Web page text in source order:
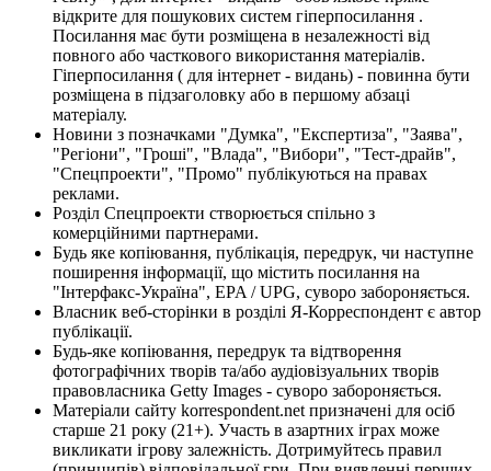
відкрите для пошукових систем гіперпосилання .
Посилання має бути розміщена в незалежності від
повного або часткового використання матеріалів.
Гіперпосилання ( для інтернет - видань) - повинна бути
розміщена в підзаголовку або в першому абзаці
матеріалу.
Новини з позначками "Думка", "Експертиза", "Заява",
"Регіони", "Гроші", "Влада", "Вибори", "Тест-драйв",
"Спецпроекти", "Промо" публікуються на правах
реклами.
Розділ Спецпроекти створюється спільно з
комерційними партнерами.
Будь яке копіювання, публікація, передрук, чи наступне
поширення інформації, що містить посилання на
"Інтерфакс-Україна", EPA / UPG, суворо забороняється.
Власник веб-сторінки в розділі Я-Корреспондент є автор
публікації.
Будь-яке копіювання, передрук та відтворення
фотографічних творів та/або аудіовізуальних творів
правовласника Getty Images - суворо забороняється.
Матеріали сайту korrespondent.net призначені для осіб
старше 21 року (21+). Участь в азартних іграх може
викликати ігрову залежність. Дотримуйтесь правил